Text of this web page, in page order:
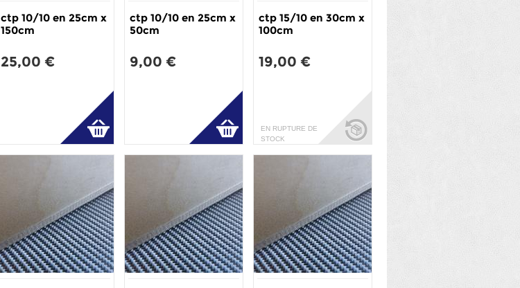
ctp 10/10 en 25cm x
150cm
25,00 €
ctp 10/10 en 25cm x
50cm
9,00 €
ctp 15/10 en 30cm x
100cm
EN RUPTURE DE
STOCK
19,00 €